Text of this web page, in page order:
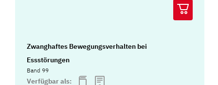
Zwanghaftes Bewegungsverhalten bei
Essstörungen
Band 99
Verfügbar als: